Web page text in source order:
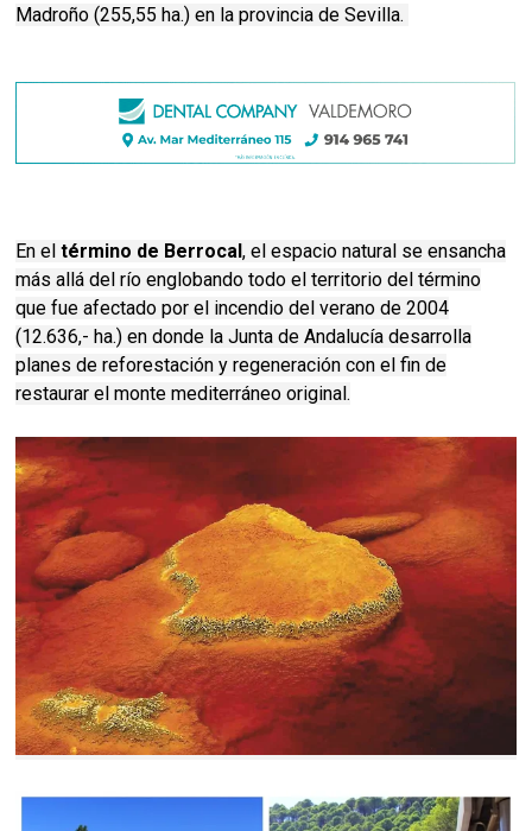
Madroño (255,55 ha.) en la provincia de Sevilla.
En eltérmino de Berrocal, el espacio natural se ensancha
más allá del río englobando todo el territorio del término
que fue afectado por el incendio del verano de 2004
(12.636,- ha.) en donde la Junta de Andalucía desarrolla
planes de reforestación y regeneración con el fin de
restaurar el monte mediterráneo original.